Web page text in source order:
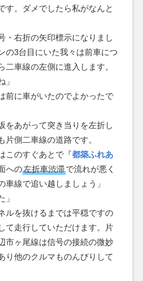
す。ダメでしたら私がなんと
・右折の矢印標示になりまし
の3台目にいた我々は前車につ
二車線の左側に進入します。
」
前に車がいたのでよかったで
をあがって突き当りを左折し
片側二車線の道路です。
このすぐあとで『都築ふれあ
への左折車渋滞で流れが悪く
車線で追い越しましょう」
」
ルを抜けるまでは平穏ですの
て走行していただけます。片
市ヶ尾線は信号の接続の微妙
り他のクルマものんびりして